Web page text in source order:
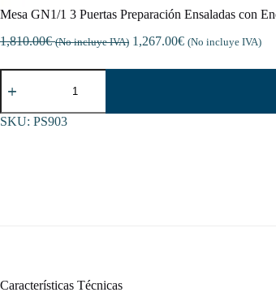
Mesa GN1/1 3 Puertas Preparación Ensaladas con
1,810.00€ (No incluye IVA) 1,267.00€ (No incluye IVA)
Mesa
GN1/1
Puertas
Preparación
PEKIN
SKU: PS903
Características Técnicas